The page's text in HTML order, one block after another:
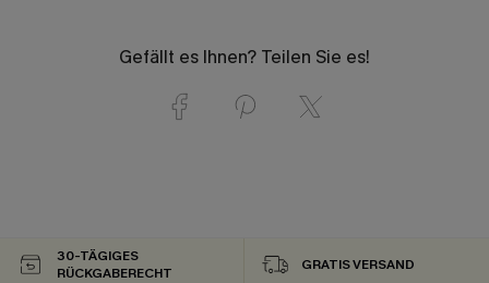
Gefällt es Ihnen? Teilen Sie es!
30-TÄGIGES
RÜCKGABERECHT
GRATIS VERSAND